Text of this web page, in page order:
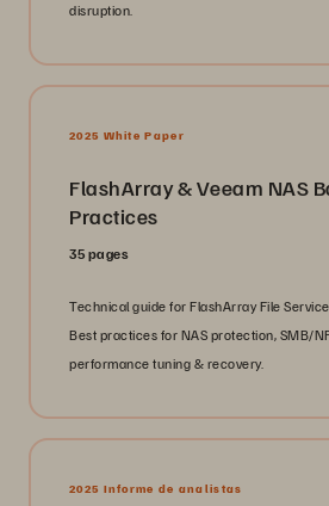
disruption.
2025 White Paper
FlashArray & Veeam NAS
Practices
35 pages
Technical guide for FlashArray File
Best practices for NAS protection, SMB/
performance tuning & recovery.
2025 Informe de analistas